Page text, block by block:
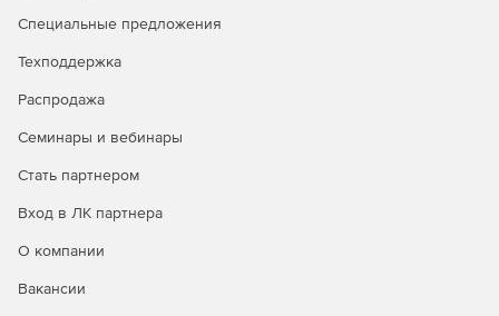
Специальные предложения
Техподдержка
Распродажа
Семинары и вебинары
Стать партнером
Вход в ЛК партнера
О компании
Вакансии